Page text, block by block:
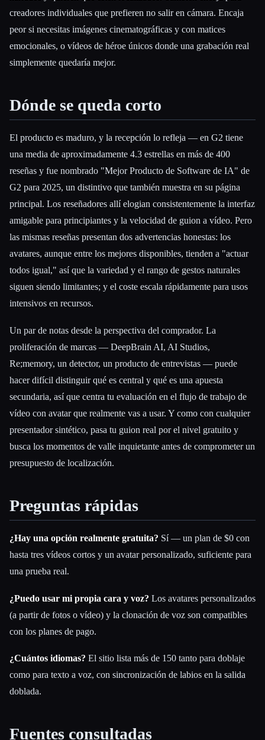
creadores individuales que prefieren no salir en cámara. Encaja
peor si necesitas imágenes cinematográficas y con matices
emocionales, o vídeos de héroe únicos donde una grabación real
simplemente quedaría mejor.
Dónde se queda corto
El producto es maduro, y la recepción lo refleja — en G2 tiene
una media de aproximadamente 4.3 estrellas en más de 400
reseñas y fue nombrado "Mejor Producto de Software de IA" de
G2 para 2025, un distintivo que también muestra en su página
principal. Los reseñadores allí elogian consistentemente la interfaz
amigable para principiantes y la velocidad de guion a vídeo. Pero
las mismas reseñas presentan dos advertencias honestas: los
avatares, aunque entre los mejores disponibles, tienden a "actuar
todos igual," así que la variedad y el rango de gestos naturales
siguen siendo limitantes; y el coste escala rápidamente para usos
intensivos en recursos.
Un par de notas desde la perspectiva del comprador. La
proliferación de marcas — DeepBrain AI, AI Studios,
Re;memory, un detector, un producto de entrevistas — puede
hacer difícil distinguir qué es central y qué es una apuesta
secundaria, así que centra tu evaluación en el flujo de trabajo de
vídeo con avatar que realmente vas a usar. Y como con cualquier
presentador sintético, pasa tu guion real por el nivel gratuito y
busca los momentos de valle inquietante antes de comprometer un
presupuesto de localización.
Preguntas rápidas
¿Hay una opción realmente gratuita? Sí — un plan de $0 con
hasta tres vídeos cortos y un avatar personalizado, suficiente para
una prueba real.
¿Puedo usar mi propia cara y voz? Los avatares personalizados
(a partir de fotos o vídeo) y la clonación de voz son compatibles
con los planes de pago.
¿Cuántos idiomas? El sitio lista más de 150 tanto para doblaje
como para texto a voz, con sincronización de labios en la salida
doblada.
Fuentes consultadas